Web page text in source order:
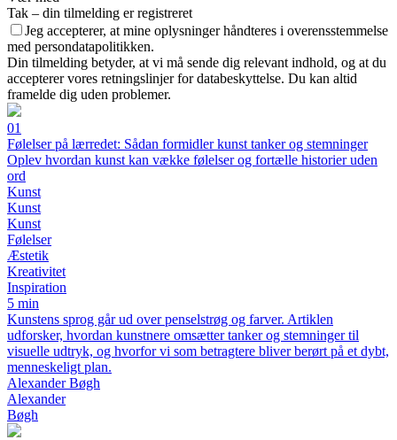
Tak – din tilmelding er registreret
Jeg accepterer, at mine oplysninger håndteres i overensstemmelse
med persondatapolitikken.
Din tilmelding betyder, at vi må sende dig relevant indhold, og at du
accepterer vores retningslinjer for databeskyttelse. Du kan altid
framelde dig uden problemer.
01
Følelser på lærredet: Sådan formidler kunst tanker og stemninger
Oplev hvordan kunst kan vække følelser og fortælle historier uden
ord
Kunst
Kunst
Kunst
Følelser
Æstetik
Kreativitet
Inspiration
5 min
Kunstens sprog går ud over penselstrøg og farver. Artiklen
udforsker, hvordan kunstnere omsætter tanker og stemninger til
visuelle udtryk, og hvorfor vi som betragtere bliver berørt på et dybt,
menneskeligt plan.
Alexander Bøgh
Alexander
Bøgh